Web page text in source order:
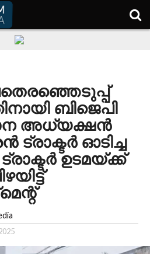
ബിജെപി
അധ്യക്ഷന്‍
ട്രാക്ടര്‍ ഓടിച്ച
ഉടമയ്ക്ക്